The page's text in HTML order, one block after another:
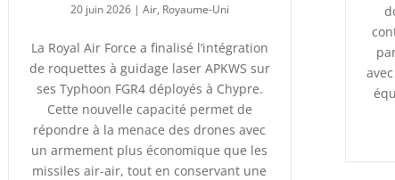
20 juin 2026| Air, Royaume-Uni
La Royal Air Force a finalisé l’intégration
de roquettes à guidage laser APKWS sur
ses Typhoon FGR4 déployés à Chypre.
Cette nouvelle capacité permet de
répondre à la menace des drones avec
un armement plus économique que les
missiles air-air, tout en conservant une